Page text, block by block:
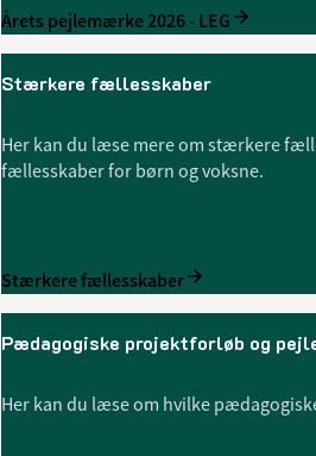
Årets pejlemærke 2026 - LEG
Stærkere fællesskaber
Her kan du læse mere om stærkere
fællesskaber for børn og voksne.
Stærkere fællesskaber
Pædagogiske projektforløb og
Her kan du læse om hvilke